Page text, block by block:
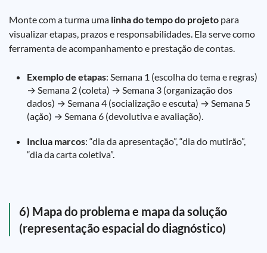
Monte com a turma uma linha do tempo do projeto para
visualizar etapas, prazos e responsabilidades. Ela serve como
ferramenta de acompanhamento e prestação de contas.
Exemplo de etapas: Semana 1 (escolha do tema e regras)
→ Semana 2 (coleta) → Semana 3 (organização dos
dados) → Semana 4 (socialização e escuta) → Semana 5
(ação) → Semana 6 (devolutiva e avaliação).
Inclua marcos: “dia da apresentação”, “dia do mutirão”,
“dia da carta coletiva”.
6) Mapa do problema e mapa da solução
(representação espacial do diagnóstico)